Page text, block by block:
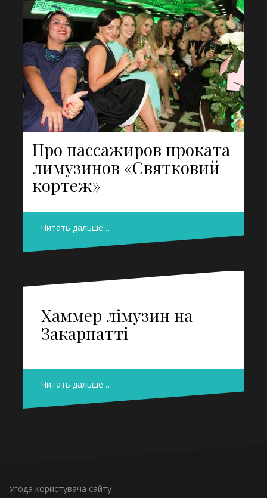
Про пассажиров проката
лимузинов «Святковий
кортеж»
Читать дальше …
Хаммер лімузин на
Закарпатті
Читать дальше …
Угода користувача сайту